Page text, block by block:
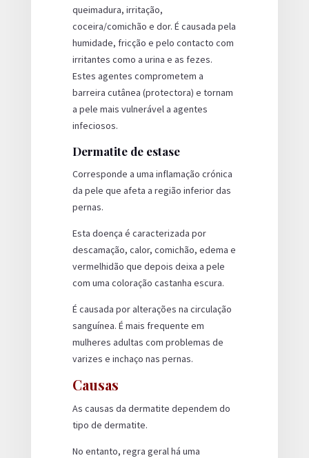
queimadura, irritação,
coceira/comichão e dor. É causada pela
humidade, fricção e pelo contacto com
irritantes como a urina e as fezes.
Estes agentes comprometem a
barreira cutânea (protectora) e tornam
a pele mais vulnerável a agentes
infeciosos.
Dermatite de estase
Corresponde a uma inflamação crónica
da pele que afeta a região inferior das
pernas.
Esta doença é caracterizada por
descamação, calor, comichão, edema e
vermelhidão que depois deixa a pele
com uma coloração castanha escura.
É causada por alterações na circulação
sanguínea. É mais frequente em
mulheres adultas com problemas de
varizes e inchaço nas pernas.
Causas
As causas da dermatite dependem do
tipo de dermatite.
No entanto, regra geral há uma